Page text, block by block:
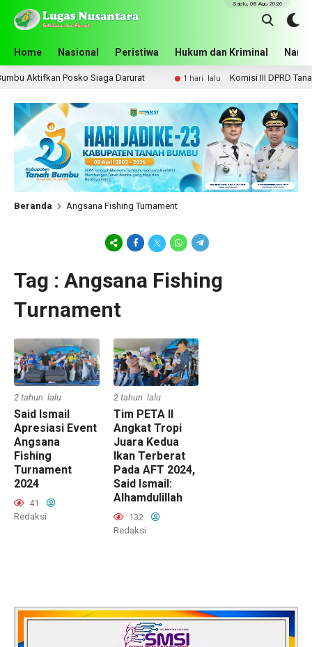
Home Nasional Peristiwa Hukum dan Kriminal
Sabtu, 08 Agu 2026
Aktifkan Posko Siaga Darurat 1 hari lalu Komisi III DPRD Tanah
Beranda Angsana Fishing Turnament
Tag : Angsana Fishing
Turnament
2 tahun lalu
Said Ismail
Apresiasi Event
Angsana
Fishing
Turnament
2024
41
Redaksi
2 tahun lalu
Tim PETA II
Angkat Tropi
Juara Kedua
Ikan Terberat
Pada AFT 2024,
Said Ismail:
Alhamdulillah
132
Redaksi